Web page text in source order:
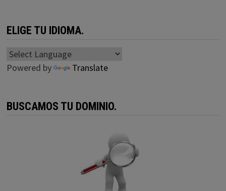
ELIGE TU IDIOMA.
Powered by Translate
BUSCAMOS TU DOMINIO.